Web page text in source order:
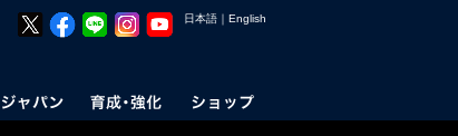
日本語 ｜ English